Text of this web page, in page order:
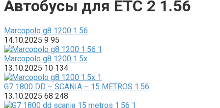
Автобусы для ЕТС 2 1.56
Marcopolo g8 1200 1.56
14.10.2025 9 95
Marcopolo g8 1200 1.5x
13.10.2025 10 134
G7 1800 DD – SCANIA – 15 METROS 1.56
13.10.2025 68 248